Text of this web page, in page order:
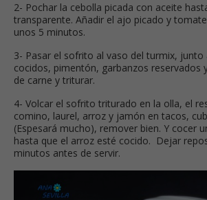
2- Pochar la cebolla picada con aceite
transparente. Añadir el ajo picado y
unos 5 minutos.
3- Pasar el sofrito al vaso del turmix, junto
cocidos, pimentón, garbanzos reservados
de carne y triturar.
4- Volcar el sofrito triturado en la olla, el
comino, laurel, arroz y jamón en tacos,
(Espesará mucho), remover bien. Y cocer
hasta que el arroz esté cocido. Dejar
minutos antes de servir.